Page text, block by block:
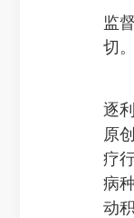
监
切
三
逐
原
疗
病
动